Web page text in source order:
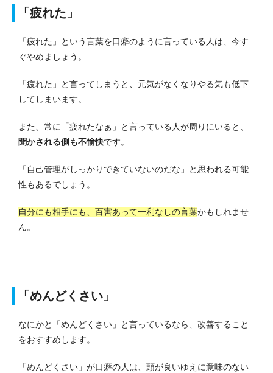
「疲れた」
「疲れた」という言葉を口癖のように言っている人は、今す
ぐやめましょう。
「疲れた」と言ってしまうと、元気がなくなりやる気も低下
してしまいます。
また、常に「疲れたなぁ」と言っている人が周りにいると、
聞かされる側も不愉快です。
「自己管理がしっかりできていないのだな」と思われる可能
性もあるでしょう。
自分にも相手にも、百害あって一利なしの言葉かもしれませ
ん。
「めんどくさい」
なにかと「めんどくさい」と言っているなら、改善すること
をおすすめします。
「めんどくさい」が口癖の人は、頭が良いゆえに意味のない